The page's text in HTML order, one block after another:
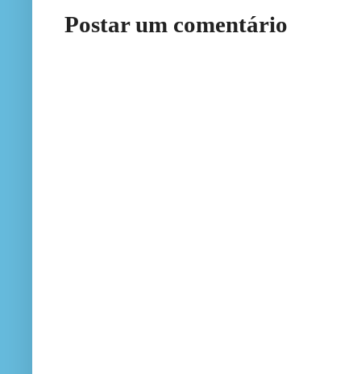
Postar um comentário